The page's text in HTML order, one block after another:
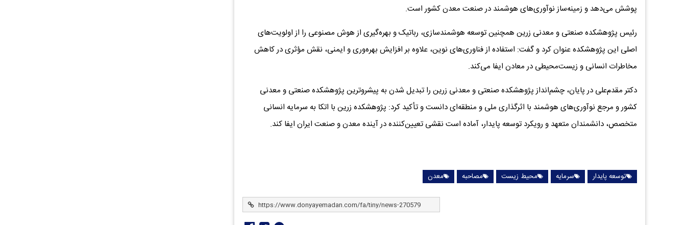
پوشش می‌دهد و زمینه‌ساز نوآوری‌های هوشمند در صنعت معدن کشور است.
رئیس پژوهشکده صنعتی و معدنی زرین همچنین توسعه هوشمندسازی، رباتیک و بهره‌گیری از هوش مصنوعی را از اولویت‌های
اصلی این پژوهشکده عنوان کرد و گفت: استفاده از فناوری‌های نوین، علاوه بر افزایش بهره‌وری و ایمنی، نقش مؤثری در کاهش
مخاطرات انسانی و زیست‌محیطی در معادن ایفا می‌کند.
دکتر مقدم‌علی در پایان، چشم‌انداز پژوهشکده صنعتی و معدنی زرین را تبدیل شدن به پیشروترین پژوهشکده صنعتی و معدنی
کشور و مرجع نوآوری‌های هوشمند با اثرگذاری ملی و منطقه‌ای دانست و تأکید کرد: پژوهشکده زرین با اتکا به سرمایه انسانی
متخصص، دانشمندان متعهد و رویکرد توسعه پایدار، آماده است نقشی تعیین‌کننده در آینده معدن و صنعت ایران ایفا کند.
توسعه پایدار سرمایه محیط زیست مصاحبه معدن